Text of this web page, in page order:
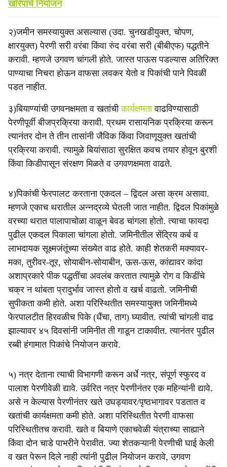
खरिपाचे नियोजन
२)जमीन समस्यायुक्त असल्यास (उदा. चुनखडीयुक्त, चोपण,
क्षारयुक्त) पेरणी सरी वरंबा किंवा रुंद वरंबा सरी (बीबीएफ) पद्धतीने
करावी. म्हणजे उगवण चांगली होते. जास्त पाऊस पडल्यास अतिरिक्त
पाण्याचा निचरा होऊन वाफसा लवकर येतो व पिकांची पाने पिवळी
पडत नाहीत.
३)बियाण्यांची उगवनक्षमता व खतांचीकार्यक्षमतावाढविण्यासाठी
पेरणीपूर्वी बीजप्रक्रिया करावी. प्रथम रासायनिक प्रक्रिया करून
त्यानंतर दोन ते तीन तासांनी जैविक किंवा जिवाणूयुक्त खतांची
प्रक्रिया करावी. त्यामुळे बियांसाठा सुरक्षित कवच तयार होवून बुरशी
किंवा किडीपासून संरक्षण मिळते व उगवणक्षमता वाढते.
४)पिकांची फेरपालट करताना एकदल – द्विदल असा क्रम असावा.
म्हणजे एकाच थरातील अन्नद्रव्ये घेतली जात नाहीत. द्विदल पिकांमुळे
वरच्या थरात पालापाचोळा वाळून बेवड चांगला होतो. त्याचा फायदा
पुढील एकदल पिकाला चांगला होतो. जमिनीतील सेंद्रिय कर्ब व
लाभदायक सूक्ष्मजंतूंच्या संख्येत वाढ होते. काही शेतकरी मक्यावर-
मका, तुरीवर-तूर, सोयाबीन-सोयाबीन, ऊस-ऊस, कांद्यावर कांदा
अशाप्रकारे पीक पद्धतींचा अवलंब करतात त्यामुळे रोग व किडींचे
चक्र न थांबता प्रादुर्भाव जास्त होतो व खर्च वाढतो. जमिनीची
सुपीकता कमी होते. अशा परिस्थितीत समस्यायुक्त जमिनीमध्ये
फेरपालटीत हिरवळीच पिके (धैंचा, ताग) घ्यावीत. त्यांची चांगली वाढ
झाल्यावर ४५ दिवसांनी जमिनीत ती गाडून टाकावीत. त्यानंतर पुढील
रब्बी हंगामात पिकांचे नियोजन करावे.
५) नत्र देताना त्याची विभागणी करून अर्धे नत्र, संपूर्ण स्फुरद व
पालाश पेरणीवेळी द्यावे. उर्वरित नत्र पेरणीनंतर एक महिन्यांनी द्यावे.
असे न केल्यास पेरणीनंतर खते उघड्यावर/पृष्ठभागावर पडतात व
खतांची कार्यक्षमता कमी होते. अशा परिस्थितीत पेरणी वाफसा
परिस्थितीतच करावी. खते व बियाणे एकाचवेळी यंत्राच्या साह्याने
किंवा दोन चाडे पाभरीने पेरावीत. ज्या शेतकऱ्यानी पेरणीची घाई केली
व खत पेरून दिले नाही त्यांनी पुढील नियोजन करावे, उगवण